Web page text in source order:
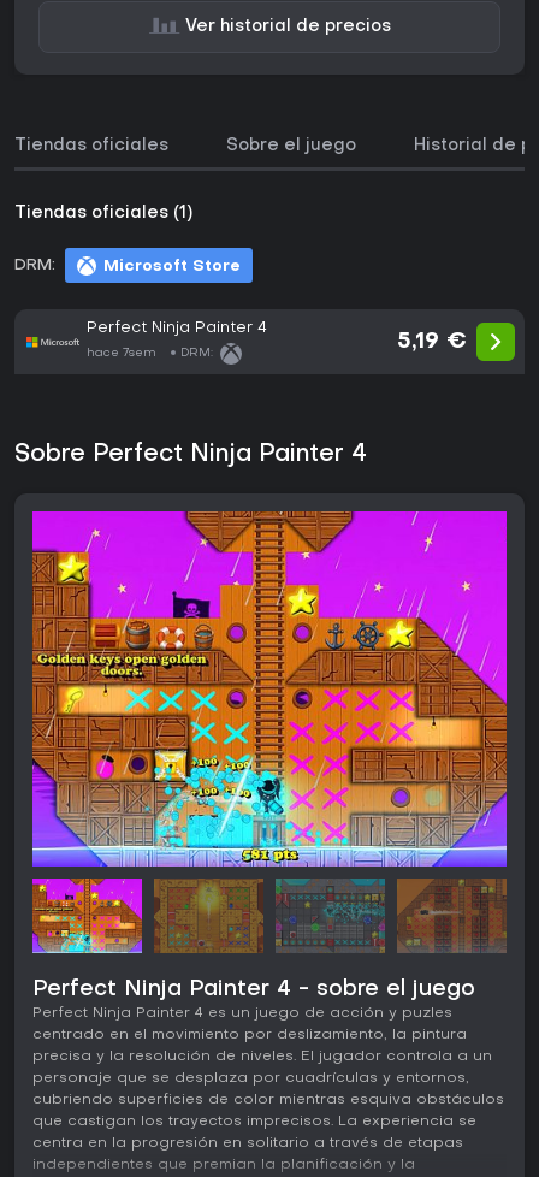
Ver historial de precios
Tiendas oficiales Sobre el juego Historial de
Tiendas oficiales (1)
DRM: Microsoft Store
Perfect Ninja Painter 4
hace 7sem DRM:
5,19 €
Sobre Perfect Ninja Painter 4
Perfect Ninja Painter 4 - sobre el juego
Perfect Ninja Painter 4 es un juego de acción y puzles
centrado en el movimiento por deslizamiento, la pintura
precisa y la resolución de niveles. El jugador controla a un
personaje que se desplaza por cuadrículas y entornos,
cubriendo superficies de color mientras esquiva obstáculos
que castigan los trayectos imprecisos. La experiencia se
centra en la progresión en solitario a través de etapas
independientes que premian la planificación y la